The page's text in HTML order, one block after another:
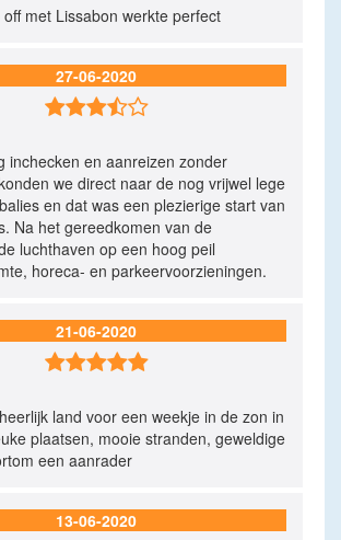
met Lissabon werkte perfect
27-06-2020

inchecken en aanreizen zonder
we direct naar de nog vrijwel lege
en dat was een plezierige start van
Na het gereedkomen van de
luchthaven op een hoog peil
horeca- en parkeervoorzieningen.
21-06-2020

land voor een weekje in de zon in
plaatsen, mooie stranden, geweldige
een aanrader
13-06-2020